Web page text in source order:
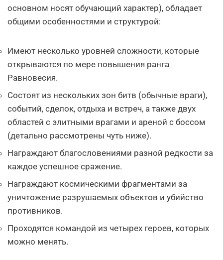
основном носят обучающий характер), обладает
общими особенностями и структурой:
Имеют несколько уровней сложности, которые
открываются по мере повышения ранга
Равновесия.
Состоят из нескольких зон битв (обычные враги),
событий, сделок, отдыха и встреч, а также двух
областей с элитными врагами и ареной с боссом
(детально рассмотрены чуть ниже).
Награждают благословениями разной редкости за
каждое успешное сражение.
Награждают космическими фрагментами за
уничтожение разрушаемых объектов и убийство
противников.
Проходятся командой из четырех героев, которых
можно менять.